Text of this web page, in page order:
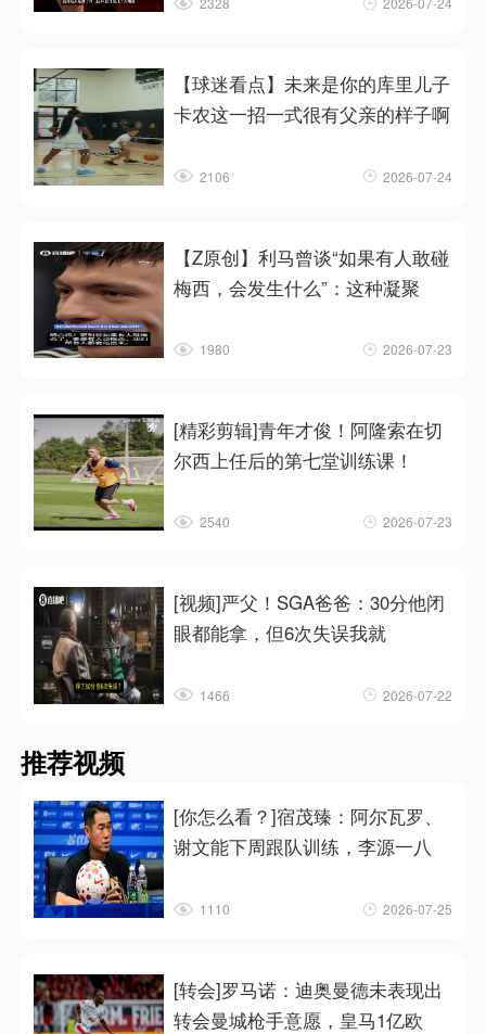
【球迷看点】未来是你的库里儿子
卡农这一招一式很有父亲的样子啊
2106 2026-07-24
【Z原创】利马曾谈“如果有人敢碰
梅西，会发生什么”：这种凝聚
1980 2026-07-23
[精彩剪辑]青年才俊！阿隆索在切
尔西上任后的第七堂训练课！
2540 2026-07-23
[视频]严父！SGA爸爸：30分他闭
眼都能拿，但6次失误我就
1466 2026-07-22
推荐视频
[你怎么看？]宿茂臻：阿尔瓦罗、
谢文能下周跟队训练，李源一八
1110 2026-07-25
[转会]罗马诺：迪奥曼德未表现出
转会曼城枪手意愿，皇马1亿欧